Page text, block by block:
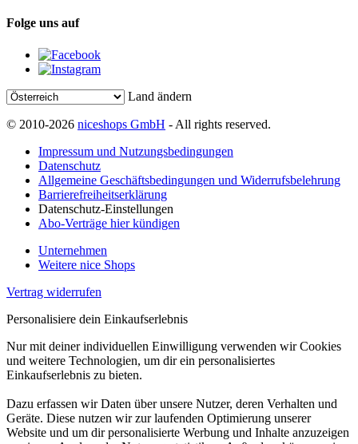
Folge uns auf
Land ändern
© 2010-2026 niceshops GmbH - All rights reserved.
Impressum und Nutzungsbedingungen
Datenschutz
Allgemeine Geschäftsbedingungen und Widerrufsbelehrung
Barrierefreiheitserklärung
Datenschutz-Einstellungen
Abo-Verträge hier kündigen
Unternehmen
Weitere nice Shops
Vertrag widerrufen
Personalisiere dein Einkaufserlebnis
Nur mit deiner individuellen Einwilligung verwenden wir Cookies
und weitere Technologien, um dir ein personalisiertes
Einkaufserlebnis zu bieten.
Dazu erfassen wir Daten über unsere Nutzer, deren Verhalten und
Geräte. Diese nutzen wir zur laufenden Optimierung unserer
Website und um dir personalisierte Werbung und Inhalte anzuzeigen